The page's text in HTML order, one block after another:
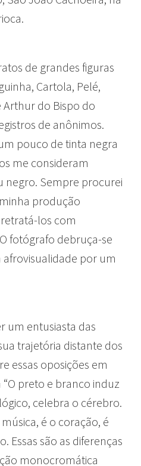
de grandes figuras
Cartola, Pelé,
Arthur do Bispo do
de anônimos.
pouco de tinta negra
me consideram
negro. Sempre procurei
produção
los com
fotógrafo debruça-se
por um
um entusiasta das
trajetória distante dos
essas oposições em
preto e branco induz
celebra o cérebro.
é o coração, é
Essas são as diferenças
monocromática